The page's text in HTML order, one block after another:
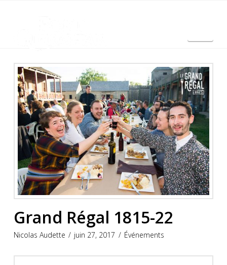
Grand Régal 1815-22
Nicolas Audette juin 27, 2017 Événements